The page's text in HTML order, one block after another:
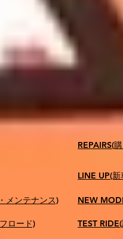
メンテナンス)
ロード)
​REPAIRS(
LINE UP(
NEW
TEST